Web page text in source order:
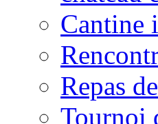
Cantine
Repas
Tournoi